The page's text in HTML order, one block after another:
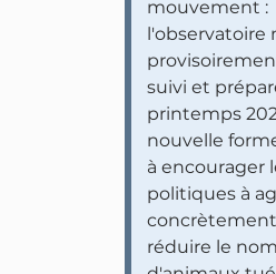
mouvement :
l'observatoire
suivi et
printemps
nouvelle
à encourager
politiques à
réduire le